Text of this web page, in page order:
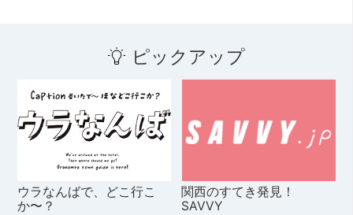
ピックアップ
ウラなんばで、どこ行こ
か〜？
関西のすてき発見！
SAVVY